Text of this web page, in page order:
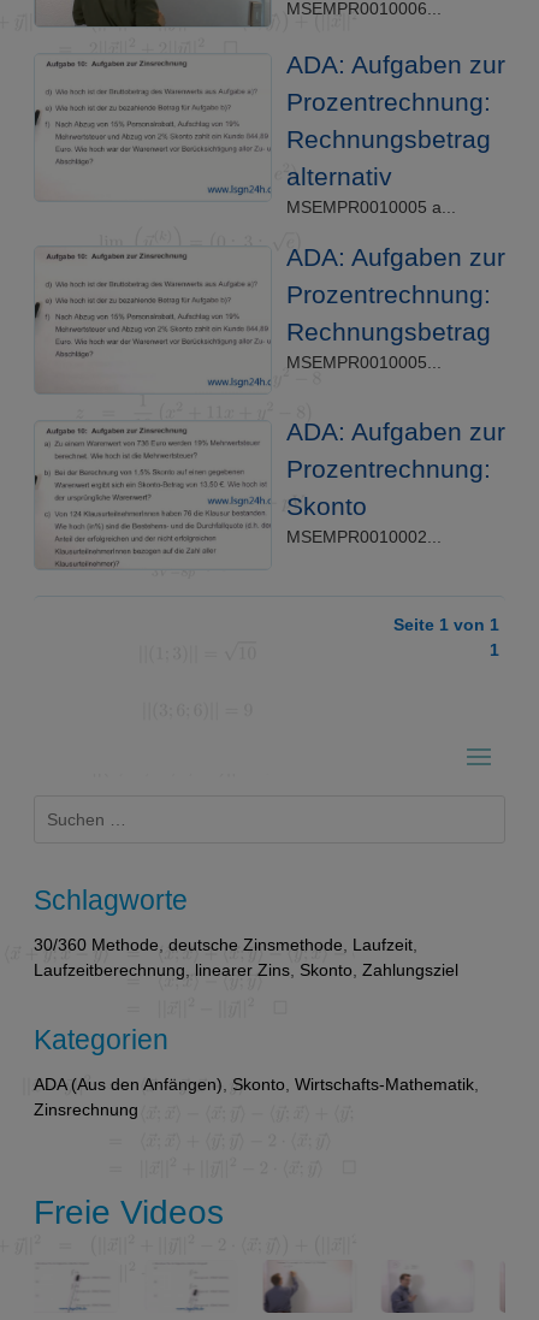
MSEMPR0010006...
ADA: Aufgaben zur
Prozentrechnung:
Rechnungsbetrag
alternativ
MSEMPR0010005 a...
ADA: Aufgaben zur
Prozentrechnung:
Rechnungsbetrag
MSEMPR0010005...
ADA: Aufgaben zur
Prozentrechnung:
Skonto
MSEMPR0010002...
Seite 1 von 1
1
nach:
Schlagworte
30/360 Methode deutsche Zinsmethode Laufzeit
Laufzeitberechnung
linearer Zins Skonto Zahlungsziel
Kategorien
ADA (Aus den Anfängen) Skonto Wirtschafts-Mathematik
Zinsrechnung
Freie Videos